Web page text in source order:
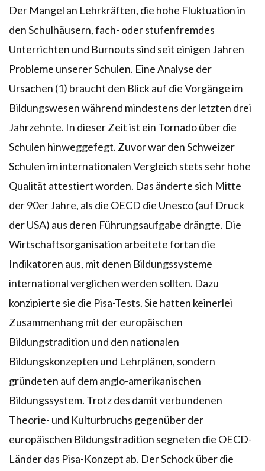
Der Mangel an Lehrkräften, die hohe Fluktuation in
den Schulhäusern, fach- oder stufenfremdes
Unterrichten und Burnouts sind seit einigen Jahren
Probleme unserer Schulen. Eine Analyse der
Ursachen (1) braucht den Blick auf die Vorgänge im
Bildungswesen während mindestens der letzten drei
Jahrzehnte. In dieser Zeit ist ein Tornado über die
Schulen hinweggefegt. Zuvor war den Schweizer
Schulen im internationalen Vergleich stets sehr hohe
Qualität attestiert worden. Das änderte sich Mitte
der 90er Jahre, als die OECD die Unesco (auf Druck
der USA) aus deren Führungsaufgabe drängte. Die
Wirtschaftsorganisation arbeitete fortan die
Indikatoren aus, mit denen Bildungssysteme
international verglichen werden sollten. Dazu
konzipierte sie die Pisa-Tests. Sie hatten keinerlei
Zusammenhang mit der europäischen
Bildungstradition und den nationalen
Bildungskonzepten und Lehrplänen, sondern
gründeten auf dem anglo-amerikanischen
Bildungssystem. Trotz des damit verbundenen
Theorie- und Kulturbruchs gegenüber der
europäischen Bildungstradition segneten die OECD-
Länder das Pisa-Konzept ab. Der Schock über die